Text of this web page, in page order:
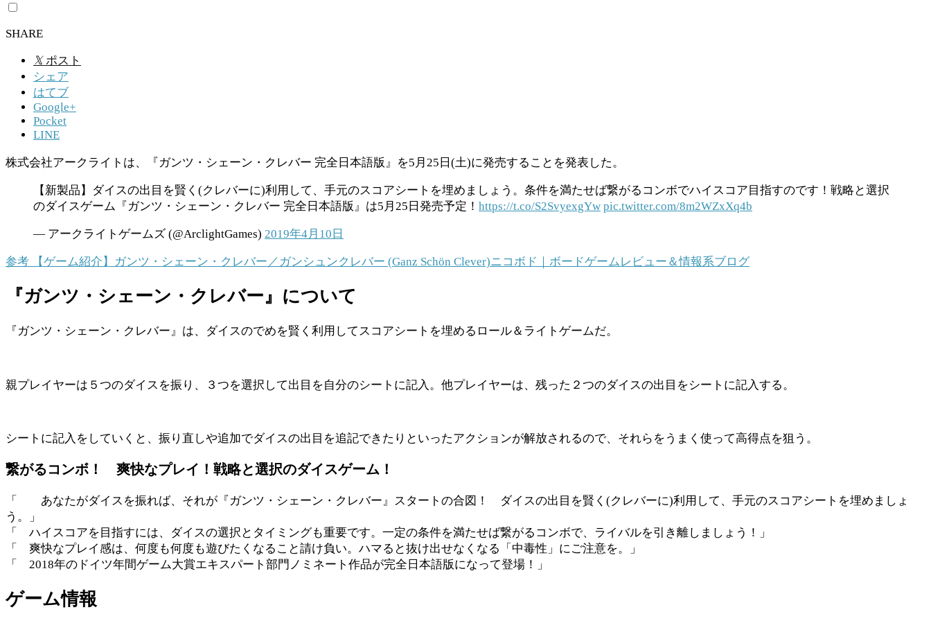
SHARE
𝕏 ポスト
シェア
はてブ
Google+
Pocket
LINE
株式会社アークライトは、『ガンツ・シェーン・クレバー 完全日本語版』を5月25日(土)に発売することを発表した。
【新製品】ダイスの出目を賢く(クレバーに)利用して、手元のスコアシートを埋めましょう。条件を満たせば繋がるコンボでハイスコア目指すのです！戦略と選択
のダイスゲーム『ガンツ・シェーン・クレバー 完全日本語版』は5月25日発売予定！ https://t.co/S2SvyexgYw pic.twitter.com/8m2WZxXq4b
— アークライトゲームズ (@ArclightGames) 2019年4月10日
参考 【ゲーム紹介】ガンツ・シェーン・クレバー／ガンシュンクレバー (Ganz Schön Clever)ニコボド｜ボードゲームレビュー＆情報系ブログ
『ガンツ・シェーン・クレバー』について
『ガンツ・シェーン・クレバー』は、ダイスのでめを賢く利用してスコアシートを埋めるロール＆ライトゲームだ。
親プレイヤーは５つのダイスを振り、３つを選択して出目を自分のシートに記入。他プレイヤーは、残った２つのダイスの出目をシートに記入する。
シートに記入をしていくと、振り直しや追加でダイスの出目を追記できたりといったアクションが解放されるので、それらをうまく使って高得点を狙う。
繋がるコンボ！ 爽快なプレイ！戦略と選択のダイスゲーム！
あなたがダイスを振れば、それが『ガンツ・シェーン・クレバー』スタートの合図！ ダイスの出目を賢く(クレバーに)利用して、手元のスコアシートを埋めましょ
う。
ハイスコアを目指すには、ダイスの選択とタイミングも重要です。一定の条件を満たせば繋がるコンボで、ライバルを引き離しましょう！
爽快なプレイ感は、何度も何度も遊びたくなること請け負い。ハマると抜け出せなくなる「中毒性」にご注意を。
2018年のドイツ年間ゲーム大賞エキスパート部門ノミネート作品が完全日本語版になって登場！
ゲーム情報